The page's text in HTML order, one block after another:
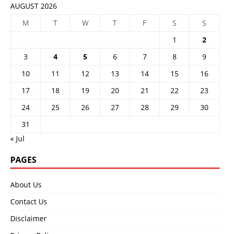
AUGUST 2026
M
T W T F S
S
1
2
3
4 5 6 7 8
9
10
11 12 13 14 15
16
17
18 19 20 21 22
23
24
25 26 27 28 29
30
31
« Jul
PAGES
About Us
Contact Us
Disclaimer